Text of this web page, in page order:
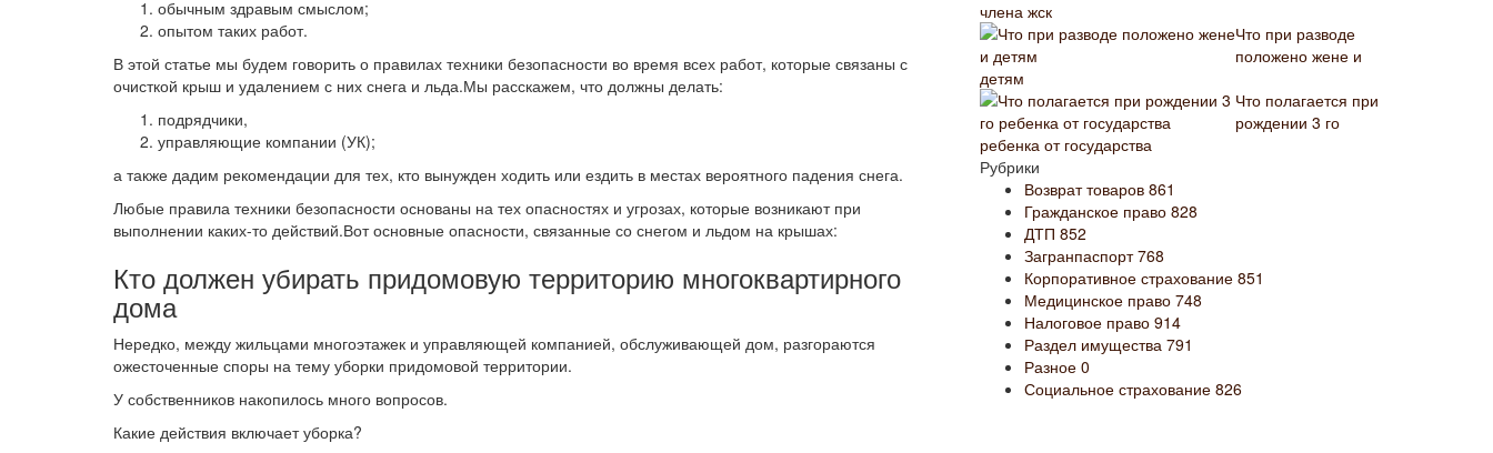
обычным здравым смыслом;
опытом таких работ.
В этой статье мы будем говорить о правилах техники безопасности во время всех работ, которые связаны с
очисткой крыш и удалением с них снега и льда.Мы расскажем, что должны делать:
подрядчики,
управляющие компании (УК);
а также дадим рекомендации для тех, кто вынужден ходить или ездить в местах вероятного падения снега.
Любые правила техники безопасности основаны на тех опасностях и угрозах, которые возникают при
выполнении каких-то действий.Вот основные опасности, связанные со снегом и льдом на крышах:
Кто должен убирать придомовую территорию многоквартирного
дома
Нередко, между жильцами многоэтажек и управляющей компанией, обслуживающей дом, разгораются
ожесточенные споры на тему уборки придомовой территории.
У собственников накопилось много вопросов.
Какие действия включает уборка?
члена жск
Что при разводе
положено жене и
детям
Что полагается при
рождении 3 го
ребенка от государства
Рубрики
Возврат товаров 861
Гражданское право 828
ДТП 852
Загранпаспорт768
Корпоративное страхование 851
Медицинское право 748
Налоговое право 914
Раздел имущества 791
Разное 0
Социальное страхование 826